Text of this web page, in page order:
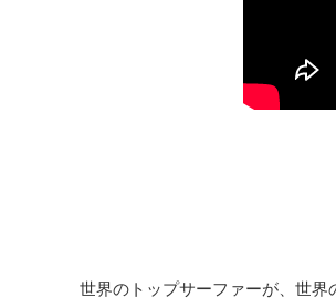
世界のトップサーファーが、世